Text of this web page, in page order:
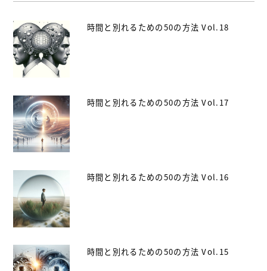
時間と別れるための50の方法 Vol.18
時間と別れるための50の方法 Vol.17
時間と別れるための50の方法 Vol.16
時間と別れるための50の方法 Vol.15